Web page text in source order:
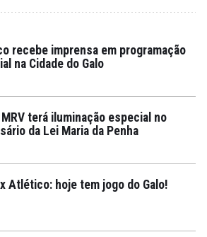
recebe imprensa em programação
na Cidade do Galo
terá iluminação especial no
da Lei Maria da Penha
x Atlético: hoje tem jogo do Galo!